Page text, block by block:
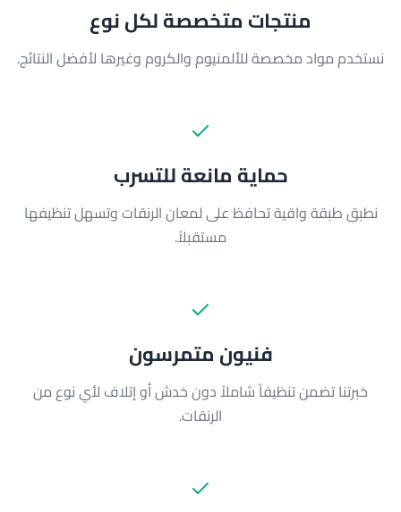
منتجات متخصصة لكل نوع
نستخدم مواد مخصصة للألمنيوم والكروم وغيرها لأفضل النتائج.
حماية مانعة للتسرب
نطبق طبقة واقية تحافظ على لمعان الرنقات وتسهل تنظيفها
مستقبلاً.
فنيون متمرسون
خبرتنا تضمن تنظيفاً شاملاً دون خدش أو إتلاف لأي نوع من
الرنقات.